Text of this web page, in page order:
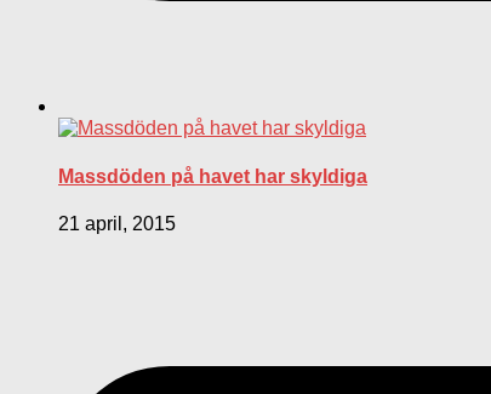
Massdöden på havet har skyldiga
21 april, 2015